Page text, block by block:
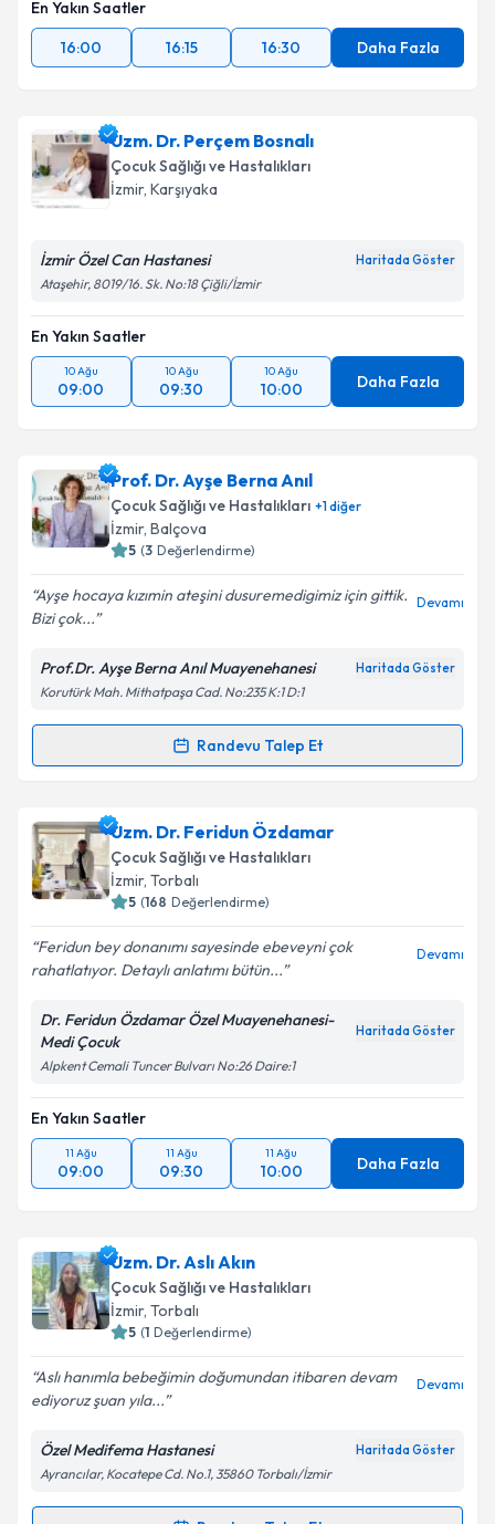
En Yakın Saatler
16:00
16:15 16:30 Daha Fazla
Uzm. Dr. Perçem Bosnalı
Çocuk Sağlığı ve Hastalıkları
İzmir, Karşıyaka
İzmir Özel Can Hastanesi Haritada Göster
Ataşehir, 8019/16. Sk. No:18 Çiğli/İzmir
En Yakın Saatler
10 Ağu
09:00
10 Ağu
09:30
10 Ağu
10:00 Daha Fazla
Prof. Dr. Ayşe Berna Anıl
Çocuk Sağlığı ve Hastalıkları +1diğer
İzmir, Balçova
5 (3 Değerlendirme)
Ayşe hocaya kızımin ateşini dusuremedigimiz için gittik.
Bizi çok...
Devamı
Prof.Dr. Ayşe Berna Anıl Muayenehanesi Haritada Göster
Korutürk Mah. Mithatpaşa Cad. No:235 K:1 D:1
Randevu Talep Et
Randevu Takvimi Talebi
Prof. Dr. Ayşe Berna Anıliçin randevu takvimi talebi
oluşturun. Size bu uzmandan randevu almanız için bir
takvim hazırlandığında e-posta ile bilgilendireceğiz.
Kişisel verilerimin işlenmesine ilişkin
Aydınlatma
Metni
kapsamda işlenmesini kabul ediyorum.
Takvim Talebini Gönder
Uzm. Dr. Feridun Özdamar
Çocuk Sağlığı ve Hastalıkları
İzmir, Torbalı
5 (168 Değerlendirme)
Feridun bey donanımı sayesinde ebeveyni çok
rahatlatıyor. Detaylı anlatımı bütün...
Devamı
Dr. Feridun Özdamar Özel Muayenehanesi-
Medi Çocuk
Haritada Göster
Alpkent Cemali Tuncer Bulvarı No:26 Daire:1
En Yakın Saatler
11 Ağu
09:00
11 Ağu
09:30
11 Ağu
10:00 Daha Fazla
Uzm. Dr. Aslı Akın
Çocuk Sağlığı ve Hastalıkları
İzmir, Torbalı
5 (1 Değerlendirme)
Aslı hanımla bebeğimin doğumundan itibaren devam
ediyoruz şuan yıla...
Devamı
Özel Medifema Hastanesi Haritada Göster
Ayrancılar, Kocatepe Cd. No.1, 35860 Torbalı/İzmir